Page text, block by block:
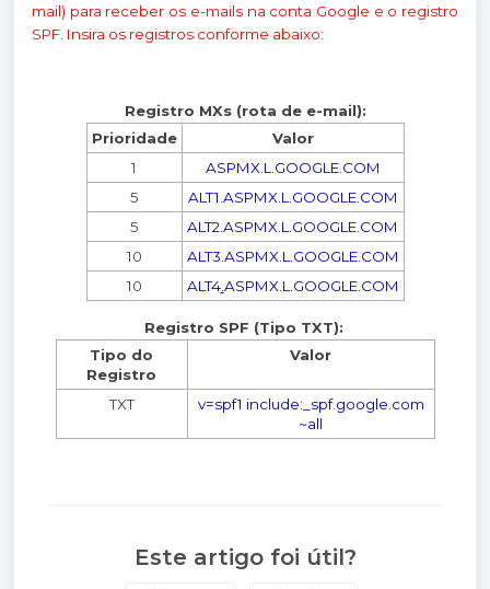
mail) para receber os e-mails na conta Google e o registro
SPF. Insira os registros conforme abaixo:
Registro MXs (rota de e-mail):
Prioridade
Valor
1
ASPMX.L.GOOGLE.COM
5
ALT1.ASPMX.L.GOOGLE.COM
5
ALT2.ASPMX.L.GOOGLE.COM
10
ALT3.ASPMX.L.GOOGLE.COM
10
ALT4.ASPMX.L.GOOGLE.COM
Registro SPF (Tipo TXT):
Tipo do
Registro
Valor
TXT
v=spf1 include:_spf.google.com
~all
Este artigo foi útil?